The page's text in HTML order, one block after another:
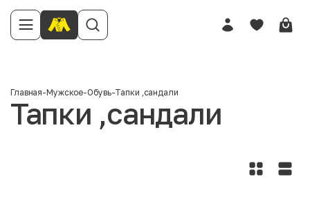
Главная-Мужское-Обувь-Тапки ,сандали
Тапки ,сандали